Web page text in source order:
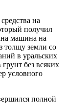
на
получил
машина на
толщу земли со
в уральских
без всяких
условного
полной